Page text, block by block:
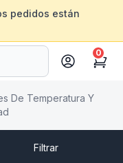
pedidos están
Cart
0
De Temperatura Y
Filtrar